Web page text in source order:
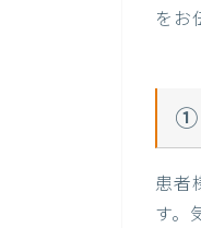
をお
①
患者
す。